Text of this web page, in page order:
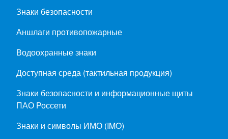
Знаки безопасности
Аншлаги противопожарные
Водоохранные знаки
Доступная среда (тактильная продукция)
Знаки безопасности и информационные щиты
ПАО Россети
Знаки и символы ИМО (IMO)